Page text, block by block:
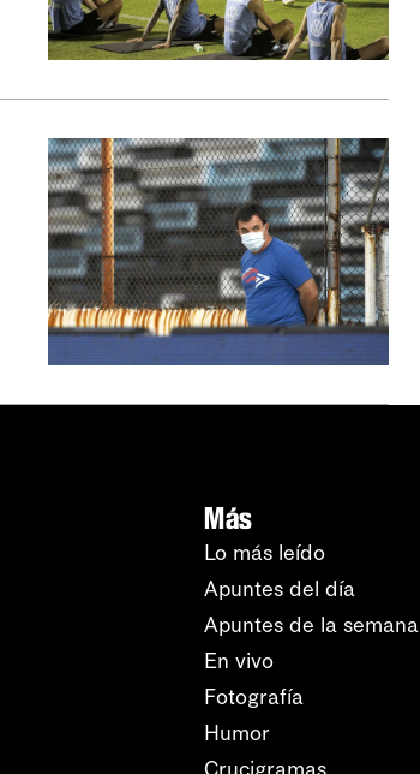
Más
Lo más leído
Apuntes del día
Apuntes de la semana
En vivo
Fotografía
Humor